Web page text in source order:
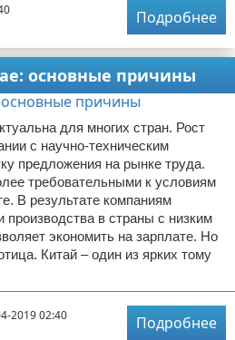
Подробнее
основные причины
для многих стран. Рост
с научно-техническим
предложения на рынке труда.
требовательными к условиям
В результате компаниям
производства в страны с низким
экономить на зарплате. Но
Китай – один из ярких тому
2019 02:40
Подробнее